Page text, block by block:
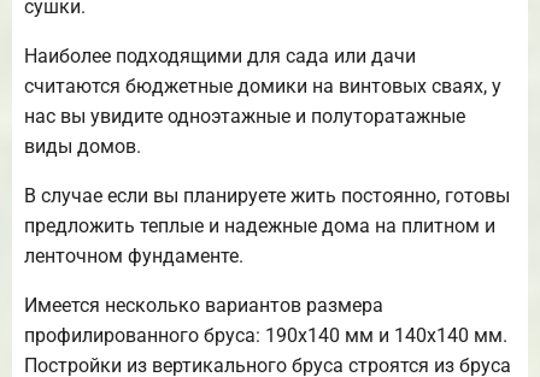
сушки.
Наиболее подходящими для сада или дачи
считаются бюджетные домики на винтовых сваях, у
нас вы увидите одноэтажные и полуторатажные
виды домов.
В случае если вы планируете жить постоянно, готовы
предложить теплые и надежные дома на плитном и
ленточном фундаменте.
Имеется несколько вариантов размера
профилированного бруса: 190х140 мм и 140х140 мм.
Постройки из вертикального бруса строятся из бруса